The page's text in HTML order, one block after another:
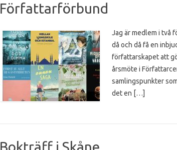
Författarförbund
Jag är medlem i två
då och då få en
författarskapet att
årsmöte i
samlingspunkter
det en […]
Bokträff i Skåne